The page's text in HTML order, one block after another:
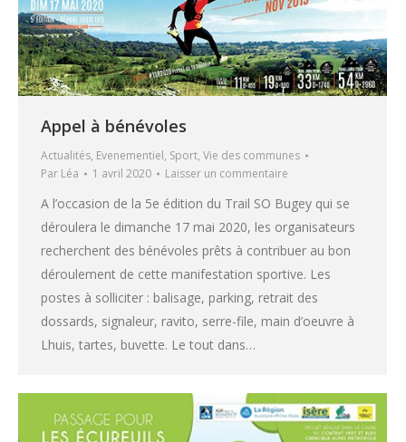
Appel à bénévoles
Actualités, Evenementiel, Sport, Vie des communes
Par Léa 1 avril 2020 Laisser un commentaire
A l’occasion de la 5e édition du Trail SO Bugey qui se
déroulera le dimanche 17 mai 2020, les organisateurs
recherchent des bénévoles prêts à contribuer au bon
déroulement de cette manifestation sportive. Les
postes à solliciter : balisage, parking, retrait des
dossards, signaleur, ravito, serre-file, main d’oeuvre à
Lhuis, tartes, buvette. Le tout dans…